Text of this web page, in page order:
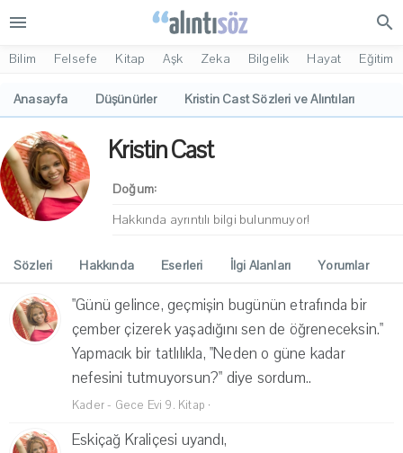
menu search
Bilim Felsefe Kitap Aşk Zeka Bilgelik Hayat Eğitim
Anasayfa Düşünürler Kristin Cast Sözleri ve Alıntıları
Kristin Cast
Doğum:
Hakkında ayrıntılı bilgi bulunmuyor!
Sözleri Hakkında Eserleri İlgi Alanları Yorumlar
"Günü gelince, geçmişin bugünün etrafında bir
çember çizerek yaşadığını sen de öğreneceksin."
Yapmacık bir tatlılıkla, "Neden o güne kadar
nefesini tutmuyorsun?" diye sordum..
Kader - Gece Evi 9. Kitap ·
Eskiçağ Kraliçesi uyandı,